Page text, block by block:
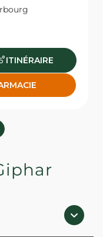
ITINÉRAIRE